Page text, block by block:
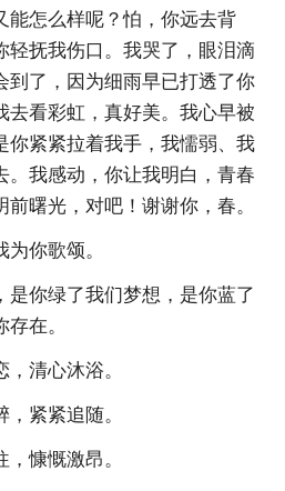
能怎么样呢？怕，你远去背
轻抚我伤口。我哭了，眼泪滴
到了，因为细雨早已打透了你
去看彩虹，真好美。我心早被
你紧紧拉着我手，我懦弱、我
。我感动，你让我明白，青春
曙光，对吧！谢谢你，春。
你歌颂。
是你绿了我们梦想，是你蓝了
在。
清心沐浴。
紧紧追随。
慷慨激昂。